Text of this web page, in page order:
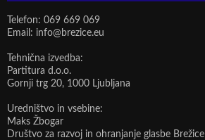
Telefon: 069 669 069
Email: info@brezice.eu
Tehnična izvedba:
Partitura d.o.o.
Gornji trg 20, 1000 Ljubljana
Uredništvo in vsebine:
Maks Žbogar
Društvo za razvoj in ohranjanje glasbe Brežice